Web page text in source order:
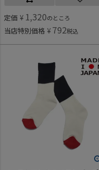
定価 ¥ 1,320のところ
当店特別価格 ¥ 792税込